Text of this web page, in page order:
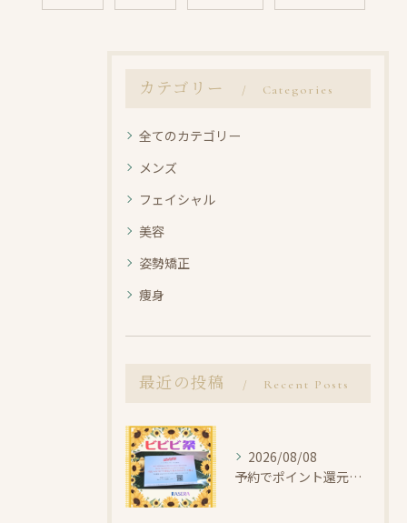
カテゴリー Categories
全てのカテゴリー
メンズ
フェイシャル
美容
姿勢矯正
痩身
最近の投稿 Recent Posts
2026/08/08
予約でポイント還元！ビビビ祭【小田原・エステ・リラク】